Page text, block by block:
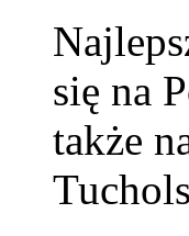
się na
także